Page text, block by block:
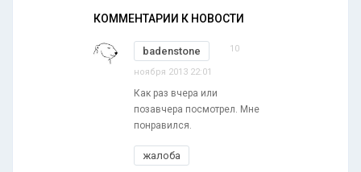
КОММЕНТАРИИ К НОВОСТИ
badenstone 10
ноября 2013 22:01
Как раз вчера или
позавчера посмотрел. Мне
понравился.
жалоба